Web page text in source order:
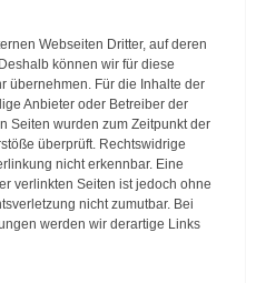
Webseiten Dritter, auf deren
können wir für diese
übernehmen. Für die Inhalte der
Anbieter oder Betreiber der
Seiten wurden zum Zeitpunkt der
überprüft. Rechtswidrige
nicht erkennbar. Eine
verlinkten Seiten ist jedoch ohne
nicht zumutbar. Bei
werden wir derartige Links